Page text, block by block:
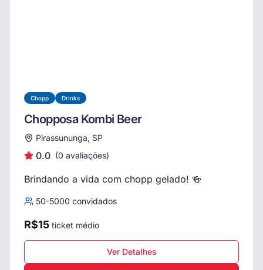
Chopp Drinks
Chopposa Kombi Beer
Pirassununga, SP
0.0 (0 avaliações)
Brindando a vida com chopp gelado! 🍻
50-5000 convidados
R$15 ticket médio
Ver Detalhes